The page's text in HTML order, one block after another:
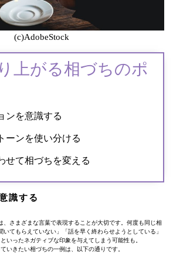
(c)AdobeStock
上がる相づちのポ
ンを意識する
ーンを使い分ける
せて相づちを変える
識する
、さまざまな言葉で表現することが大切です。何度も同じ相
てもらえていない」「話を早く終わらせようとしている」
いったネガティブな印象を与えてしまう可能性も。
いきたい相づちの一例は、以下の通りです。